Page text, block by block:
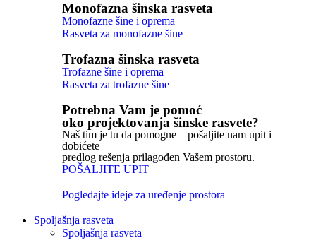
Monofazna šinska rasveta
Monofazne šine i oprema
Rasveta za monofazne šine
Trofazna šinska rasveta
Trofazne šine i oprema
Rasveta za trofazne šine
Potrebna Vam je pomoć
oko projektovanja šinske rasvete?
Naš tim je tu da pomogne – pošaljite nam upit i
dobićete
predlog rešenja prilagođen Vašem prostoru.
POŠALJITE UPIT
Pogledajte ideje za uređenje prostora
Spoljašnja rasveta
Spoljašnja rasveta